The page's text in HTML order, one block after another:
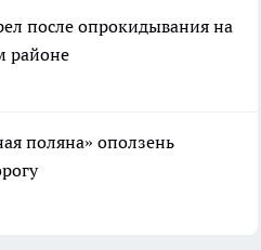
после опрокидывания на
районе
поляна» оползень